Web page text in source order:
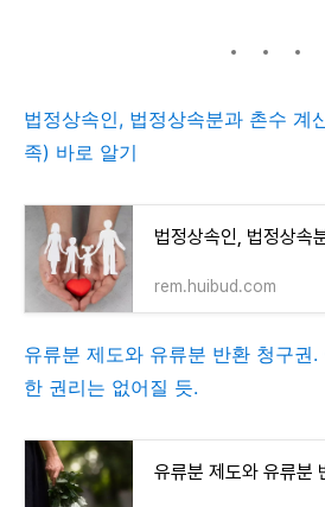
법정상속인, 법정상속분과 촌수 계
족) 바로 알기
rem.huibud.com
유류분 제도와 유류분 반환 청구권
한 권리는 없어질 듯.